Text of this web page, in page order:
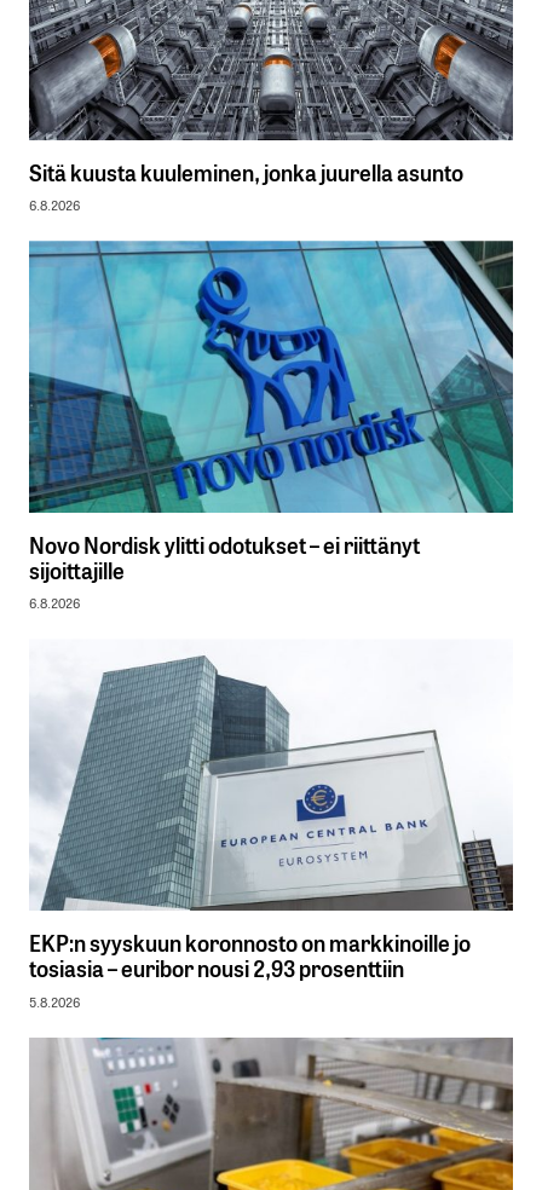
Sitä kuusta kuuleminen, jonka juurella asunto
6.8.2026
Novo Nordisk ylitti odotukset – ei riittänyt
sijoittajille
6.8.2026
EKP:n syyskuun koronnosto on markkinoille jo
tosiasia – euribor nousi 2,93 prosenttiin
5.8.2026